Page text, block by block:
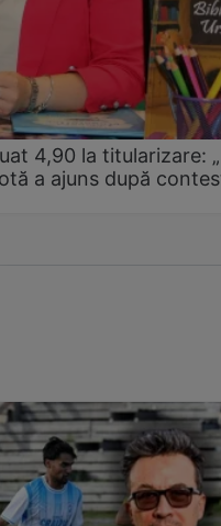
4,90 la titularizare:
a ajuns după